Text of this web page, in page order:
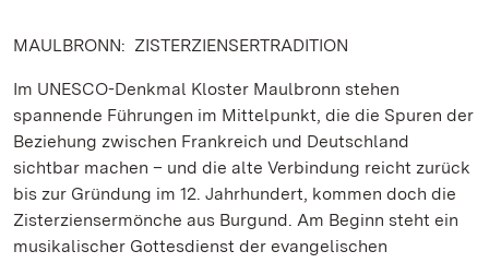
MAULBRONN: ZISTERZIENSERTRADITION
Im UNESCO-Denkmal Kloster Maulbronn stehen
spannende Führungen im Mittelpunkt, die die Spuren der
Beziehung zwischen Frankreich und Deutschland
sichtbar machen – und die alte Verbindung reicht zurück
bis zur Gründung im 12. Jahrhundert, kommen doch die
Zisterziensermönche aus Burgund. Am Beginn steht ein
musikalischer Gottesdienst der evangelischen